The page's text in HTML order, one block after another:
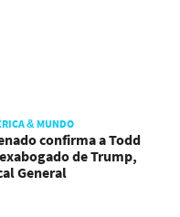
& MUNDO
confirma a Todd
de Trump,
General